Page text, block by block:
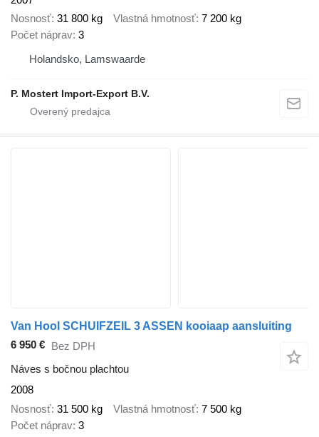
Nosnosť 31 800 kg Vlastná hmotnosť 7 200 kg
Počet náprav 3
Holandsko, Lamswaarde
P. Mostert Import-Export B.V.
Van Hool SCHUIFZEIL 3 ASSEN kooiaap aansluiting
6 950 € Bez DPH
Náves s bočnou plachtou
2008
Nosnosť 31 500 kg Vlastná hmotnosť 7 500 kg
Počet náprav 3